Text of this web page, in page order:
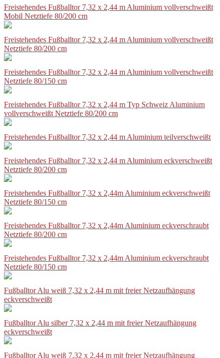
Freistehendes Fußballtor 7,32 x 2,44 m Aluminium vollverschweißt
Mobil Netztiefe 80/200 cm
Freistehendes Fußballtor 7,32 x 2,44 m Aluminium vollverschweißt
Netztiefe 80/200 cm
Freistehendes Fußballtor 7,32 x 2,44 m Aluminium vollverschweißt
Netztiefe 80/150 cm
Freistehendes Fußballtor 7,32 x 2,44 m Typ Schweiz Aluminium
vollverschweißt Netztiefe 80/200 cm
Freistehendes Fußballtor 7,32 x 2,44 m Aluminium teilverschweißt
Freistehendes Fußballtor 7,32 x 2,44 m Aluminium eckverschweißt
Netztiefe 80/200 cm
Freistehendes Fußballtor 7,32 x 2,44m Aluminium eckverschweißt
Netztiefe 80/150 cm
Freistehendes Fußballtor 7,32 x 2,44m Aluminium eckverschraubt
Netztiefe 80/200 cm
Freistehendes Fußballtor 7,32 x 2,44m Aluminium eckverschraubt
Netztiefe 80/150 cm
Fußballtor Alu weiß 7,32 x 2,44 m mit freier Netzaufhängung
eckverschweißt
Fußballtor Alu silber 7,32 x 2,44 m mit freier Netzaufhängung
eckverschweißt
Fußballtor Alu weiß 7,32 x 2,44 m mit freier Netzaufhängung